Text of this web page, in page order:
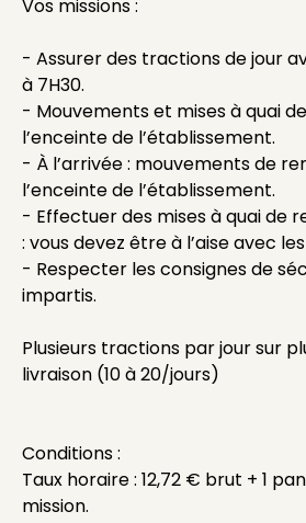
Vos missions :
- Assurer des tractions de jour
à 7H30.
- Mouvements et mises à quai
l’enceinte de l’établissement.
- À l’arrivée : mouvements de
l’enceinte de l’établissement.
- Effectuer des mises à quai de
: vous devez être à l’aise avec
- Respecter les consignes de
impartis.
Plusieurs tractions par jour sur
livraison (10 à 20/jours)
Conditions :
Taux horaire : 12,72 € brut + 1
mission.